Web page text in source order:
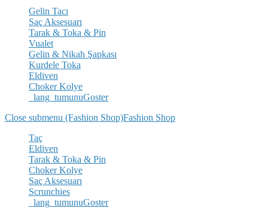
Gelin Tacı
Saç Aksesuarı
Tarak & Toka & Pin
Vualet
Gelin & Nikah Şapkası
Kurdele Toka
Eldiven
Choker Kolye
_lang_tumunuGoster
Close submenu (Fashion Shop)Fashion Shop
Taç
Eldiven
Tarak & Toka & Pin
Choker Kolye
Saç Aksesuarı
Scrunchies
_lang_tumunuGoster